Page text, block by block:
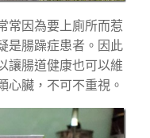
常因為要上廁所而惹
是腸躁症患者。因此
讓腸道健康也可以維
心臟，不可不重視。